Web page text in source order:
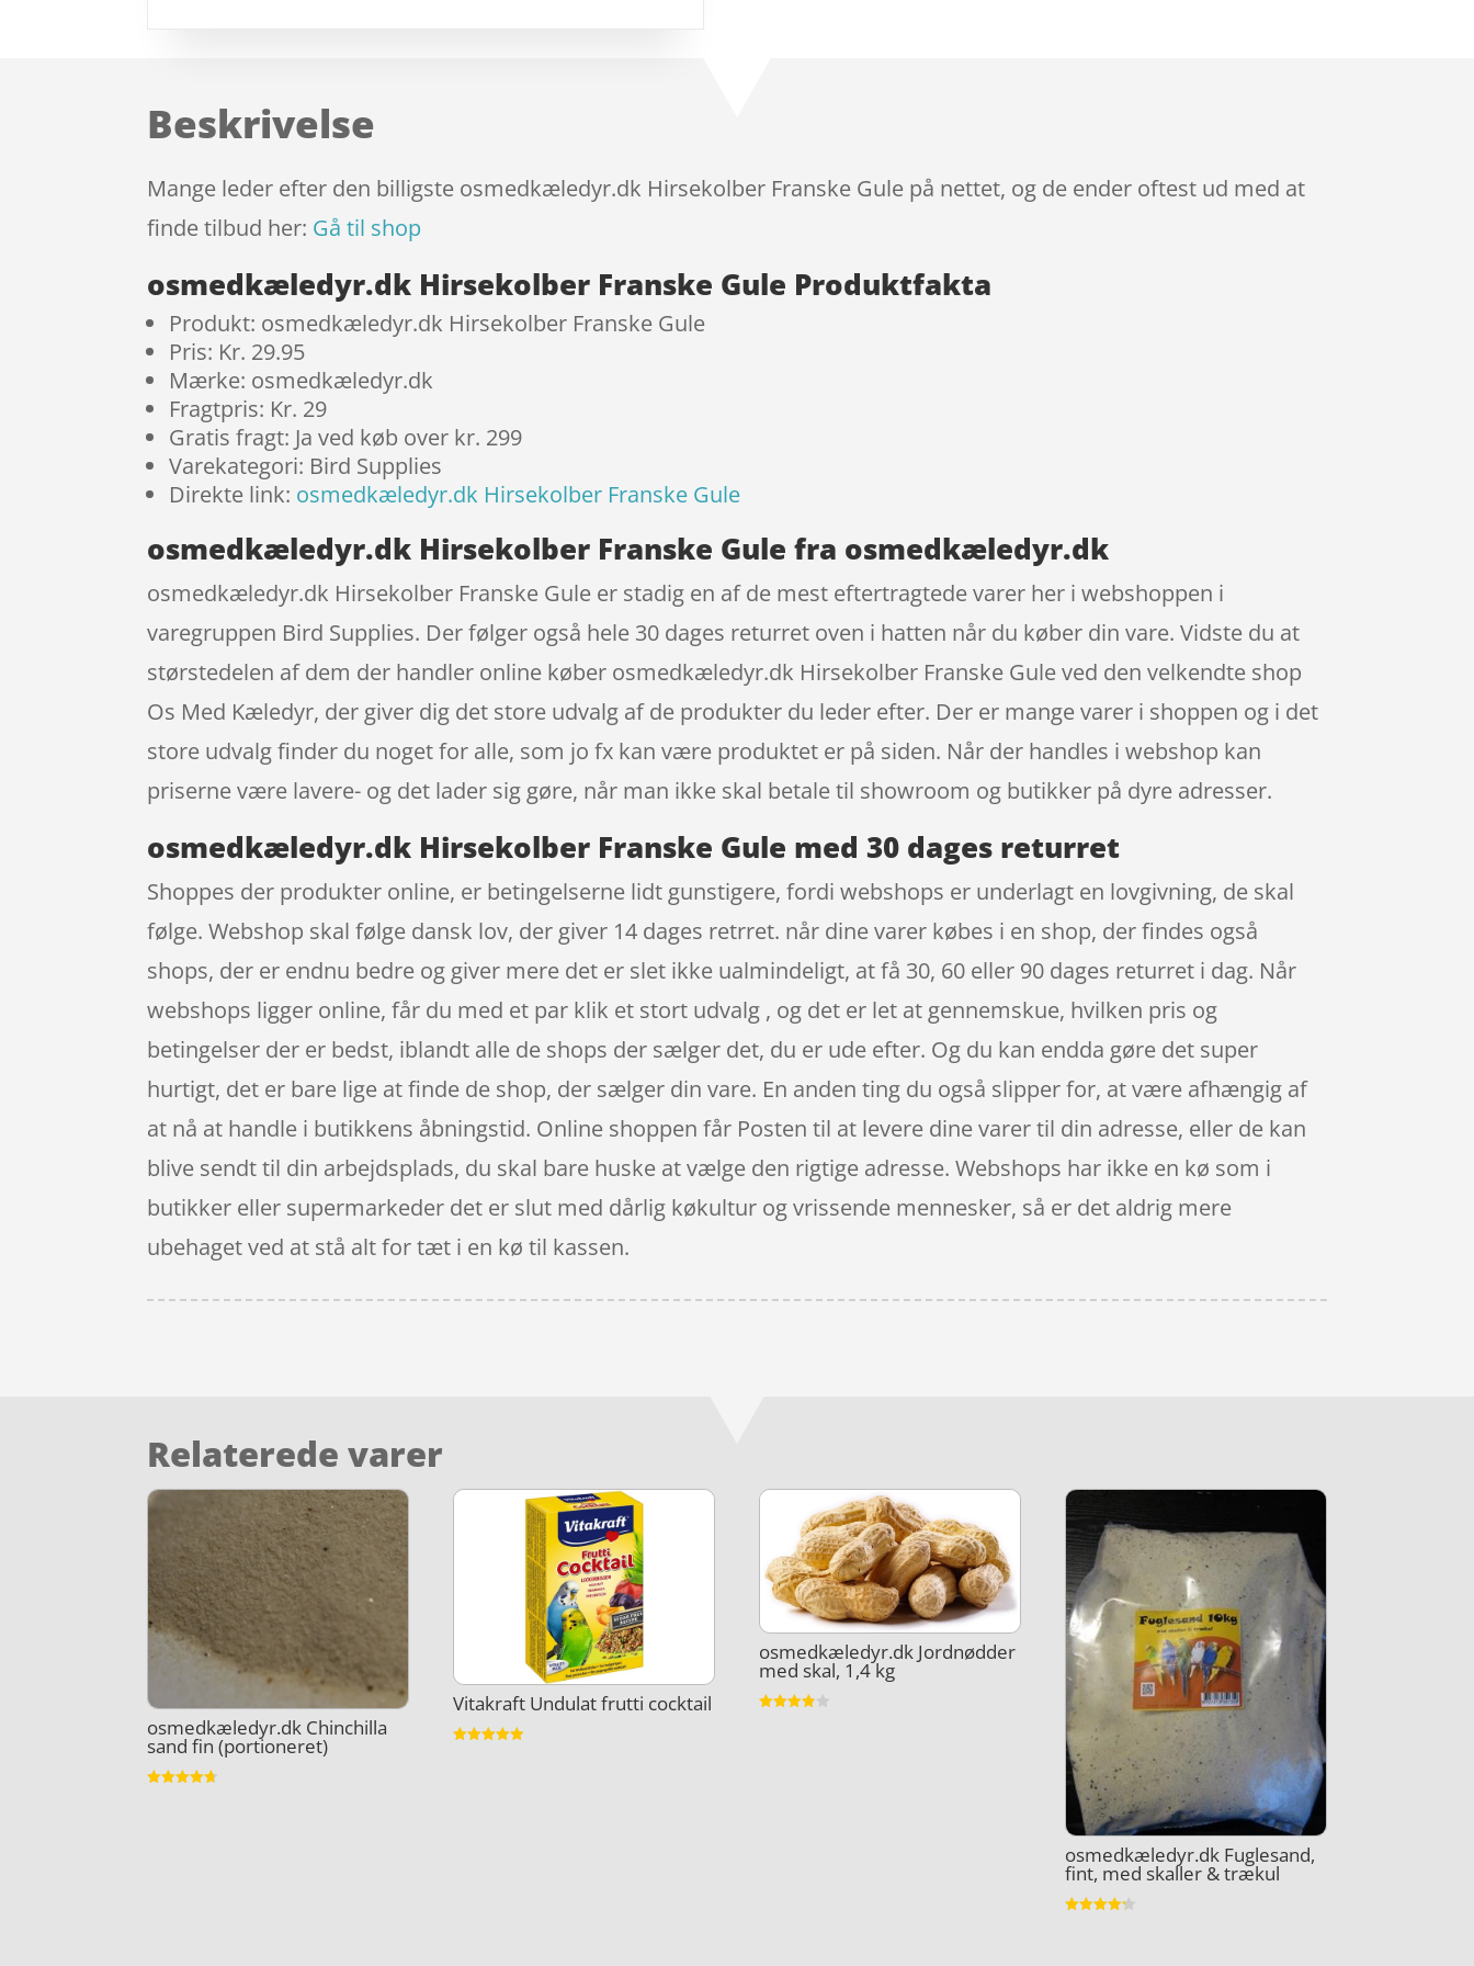
Beskrivelse
Mange leder efter den billigste osmedkæledyr.dk Hirsekolber Franske Gule på nettet, og de ender oftest ud med at
finde tilbud her: Gå til shop
osmedkæledyr.dk Hirsekolber Franske Gule Produktfakta
Produkt: osmedkæledyr.dk Hirsekolber Franske Gule
Pris: Kr. 29.95
Mærke: osmedkæledyr.dk
Fragtpris: Kr. 29
Gratis fragt: Ja ved køb over kr. 299
Varekategori: Bird Supplies
Direkte link: osmedkæledyr.dk Hirsekolber Franske Gule
osmedkæledyr.dk Hirsekolber Franske Gule fra osmedkæledyr.dk
osmedkæledyr.dk Hirsekolber Franske Gule er stadig en af de mest eftertragtede varer her i webshoppen i
varegruppen Bird Supplies. Der følger også hele 30 dages returret oven i hatten når du køber din vare. Vidste du at
størstedelen af dem der handler online køber osmedkæledyr.dk Hirsekolber Franske Gule ved den velkendte shop
Os Med Kæledyr, der giver dig det store udvalg af de produkter du leder efter. Der er mange varer i shoppen og i det
store udvalg finder du noget for alle, som jo fx kan være produktet er på siden. Når der handles i webshop kan
priserne være lavere- og det lader sig gøre, når man ikke skal betale til showroom og butikker på dyre adresser.
osmedkæledyr.dk Hirsekolber Franske Gule med 30 dages returret
Shoppes der produkter online, er betingelserne lidt gunstigere, fordi webshops er underlagt en lovgivning, de skal
følge. Webshop skal følge dansk lov, der giver 14 dages retrret. når dine varer købes i en shop, der findes også
shops, der er endnu bedre og giver mere det er slet ikke ualmindeligt, at få 30, 60 eller 90 dages returret i dag. Når
webshops ligger online, får du med et par klik et stort udvalg , og det er let at gennemskue, hvilken pris og
betingelser der er bedst, iblandt alle de shops der sælger det, du er ude efter. Og du kan endda gøre det super
hurtigt, det er bare lige at finde de shop, der sælger din vare. En anden ting du også slipper for, at være afhængig af
at nå at handle i butikkens åbningstid. Online shoppen får Posten til at levere dine varer til din adresse, eller de kan
blive sendt til din arbejdsplads, du skal bare huske at vælge den rigtige adresse. Webshops har ikke en kø som i
butikker eller supermarkeder det er slut med dårlig køkultur og vrissende mennesker, så er det aldrig mere
ubehaget ved at stå alt for tæt i en kø til kassen.
Relaterede varer
osmedkæledyr.dk Chinchilla
sand fin (portioneret)
Vitakraft Undulat frutti cocktail
osmedkæledyr.dk Jordnødder
med skal, 1,4 kg
osmedkæledyr.dk Fuglesand,
fint, med skaller & trækul